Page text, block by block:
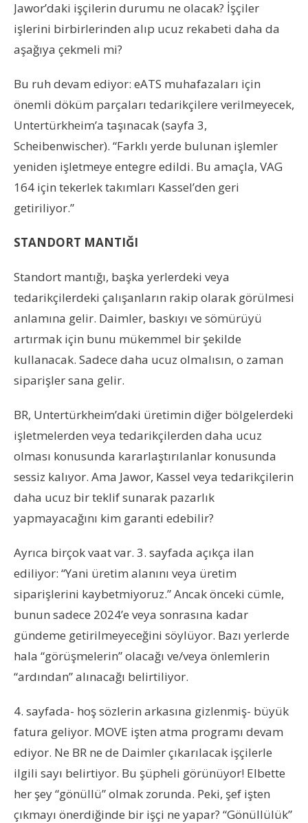
Jawor’daki işçilerin durumu ne olacak? İşçiler
işlerini birbirlerinden alıp ucuz rekabeti daha da
aşağıya çekmeli mi?
Bu ruh devam ediyor: eATS muhafazaları için
önemli döküm parçaları tedarikçilere verilmeyecek,
Untertürkheim’a taşınacak (sayfa 3,
Scheibenwischer). “Farklı yerde bulunan işlemler
yeniden işletmeye entegre edildi. Bu amaçla, VAG
164 için tekerlek takımları Kassel’den geri
getiriliyor.”
STANDORT MANTIĞI
Standort mantığı, başka yerlerdeki veya
tedarikçilerdeki çalışanların rakip olarak görülmesi
anlamına gelir. Daimler, baskıyı ve sömürüyü
artırmak için bunu mükemmel bir şekilde
kullanacak. Sadece daha ucuz olmalısın, o zaman
siparişler sana gelir.
BR, Untertürkheim’daki üretimin diğer bölgelerdeki
işletmelerden veya tedarikçilerden daha ucuz
olması konusunda kararlaştırılanlar konusunda
sessiz kalıyor. Ama Jawor, Kassel veya tedarikçilerin
daha ucuz bir teklif sunarak pazarlık
yapmayacağını kim garanti edebilir?
Ayrıca birçok vaat var. 3. sayfada açıkça ilan
ediliyor: “Yani üretim alanını veya üretim
siparişlerini kaybetmiyoruz.” Ancak önceki cümle,
bunun sadece 2024’e veya sonrasına kadar
gündeme getirilmeyeceğini söylüyor. Bazı yerlerde
hala “görüşmelerin” olacağı ve/veya önlemlerin
“ardından” alınacağı belirtiliyor.
4. sayfada- hoş sözlerin arkasına gizlenmiş- büyük
fatura geliyor. MOVE işten atma programı devam
ediyor. Ne BR ne de Daimler çıkarılacak işçilerle
ilgili sayı belirtiyor. Bu şüpheli görünüyor! Elbette
her şey “gönüllü” olmak zorunda. Peki, şef işten
çıkmayı önerdiğinde bir işçi ne yapar? “Gönüllülük”